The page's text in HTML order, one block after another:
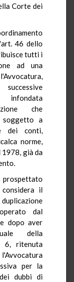
Corte dei
46 dello
tutti i
ad una
infondata
che
soggetto a
dei conti,
norme,
1978, già da
il
dal
dopo aver
della
6, ritenuta
per la
dubbi di